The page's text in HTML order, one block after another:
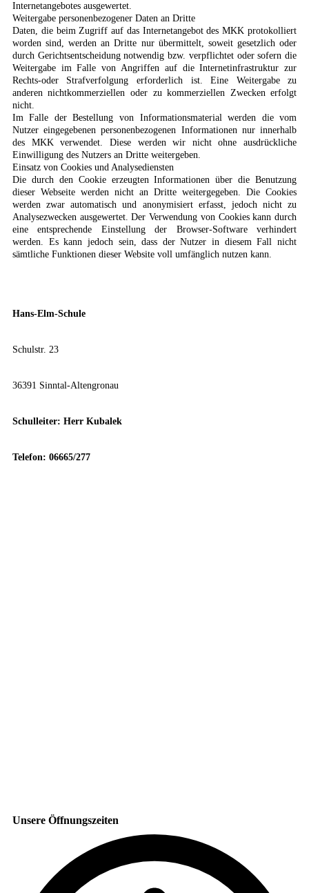
Internetangebotes ausgewertet.
Weitergabe personenbezogener Daten an Dritte
Daten, die beim Zugriff auf das Internetangebot des MKK protokolliert
worden sind, werden an Dritte nur übermittelt, soweit gesetzlich oder
durch Gerichtsentscheidung notwendig bzw. verpflichtet oder sofern die
Weitergabe im Falle von Angriffen auf die Internetinfrastruktur zur
Rechts-oder Strafverfolgung erforderlich ist. Eine Weitergabe zu
anderen nichtkommerziellen oder zu kommerziellen Zwecken erfolgt
nicht.
Im Falle der Bestellung von Informationsmaterial werden die vom
Nutzer eingegebenen personenbezogenen Informationen nur innerhalb
des MKK verwendet. Diese werden wir nicht ohne ausdrückliche
Einwilligung des Nutzers an Dritte weitergeben.
Einsatz von Cookies und Analysediensten
Die durch den Cookie erzeugten Informationen über die Benutzung
dieser Webseite werden nicht an Dritte weitergegeben. Die Cookies
werden zwar automatisch und anonymisiert erfasst, jedoch nicht zu
Analysezwecken ausgewertet. Der Verwendung von Cookies kann durch
eine entsprechende Einstellung der Browser-Software verhindert
werden. Es kann jedoch sein, dass der Nutzer in diesem Fall nicht
sämtliche Funktionen dieser Website voll umfänglich nutzen kann.
Hans-Elm-Schule
Schulstr. 23
36391 Sinntal-Altengronau
Schulleiter: Herr Kubalek
Telefon: 06665/277
Unsere Öffnungszeiten